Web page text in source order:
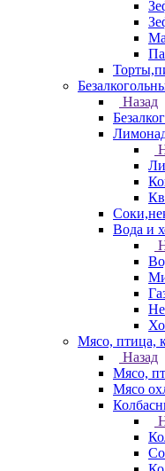
Назад
Вода и
Мясо, птица,
Назад
Мясо,
Мясо